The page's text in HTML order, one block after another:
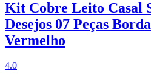
Kit Cobre Leito Casal
Desejos 07 Peças
Vermelho
4.0